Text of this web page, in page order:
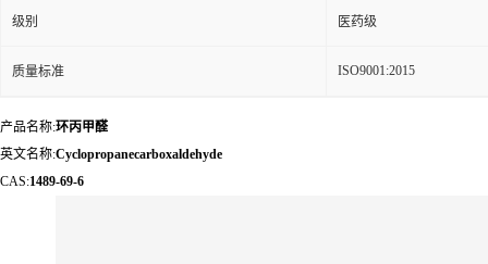
级别 医药级
质量标准 ISO9001:2015
产品名称:环丙甲醛
英文名称:Cyclopropanecarboxaldehyde
CAS:1489-69-6